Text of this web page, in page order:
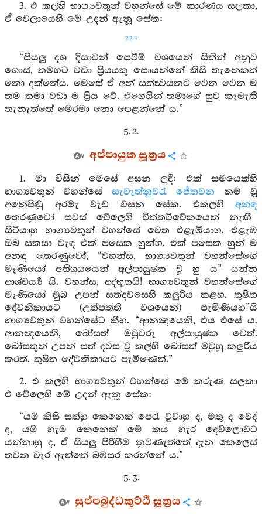
3. එ කල්හි භාග්‍යවතුන් වහන්සේ මේ කාරණය සලකා,
ඒ වෙලායෙහි මේ උදන් ඇනූ සේක:
223
“සියලු දශ දිසාවන් සෙවීම් වශයෙන් සිතින් අනුව
ගොස්, තමහට වඩා ප්‍රියයකු සොයන්නේ කිසි තැනෙකත්
නො දක්නේය. මෙසේ ඒ අන් සත්ත්‍වයනට වෙන වෙන ම
තම තමා වඩා ම ප්‍රිය වේ. එහෙයින් තමාගේ සුව කැමැති
තැනැත්තේ මෙරමා නො පෙළන්නේ ය.”
5. 2.
අප්පායුක සූත්‍රය
1. මා විසින් මෙසේ අසන ලදී: එක් සමයෙක්හි
භාග්‍යවතුන් වහන්සේ සැවැත්නුවරැ ජේතවන නම් වූ
අනේපිඬු අරමැ වැඩ වසන සේක. එකල්හි අනඳ
තෙරණුවෝ සවස් වේලෙහි චිත්තවිවේකයෙන් නැඟී
සිටියාහු භාග්‍යවතුන් වහන්සේ වෙත එළැඹියාහ. එළැඹ
ඔබ සකසා වැඳ එක් පසෙක හුන්හ. එක් පසෙක හුන් ම
අනඳ තෙරණුවෝ, “වහන්ස, භාග්‍යවතුන් වහන්සේගේ
මෑණියෝ අතිශයයෙන් අල්පායුෂ්ක වූ හු ය” යන්න
ආශ්චර්‍ය්‍ය යි. වහන්ස, අද්භූතයි! භාග්‍යවතුන් වහන්සේගේ
මෑණියෝ මුබ උපන් සත්දවසෙහි කලුරිය කළහ. තුෂිත
දේවනිකායට (උත්පත්ති වශයෙන්) පැමිණියහ”යි
භාග්‍යවතුන් වහන්සේට කීහ. “ආනන්‍දයෙනි, එය එසේ ය.
ආනන්‍දයෙනි, බෝසත් මවුවරු අල්පායුෂ්ක වෙත්.
බෝසතුන් උපන් සත් දවස වූ කල්හි බෝසත් මවුහු කලුරිය
කරත්. තුෂිත දේවනිකායට පැමිණෙත්.”
2. එ කල්හි භාග්‍යවතුන් වහන්සේ මෙ කරුණ සලකා
එ වේලෙහි මේ උදන් ඇනූ සේක:
“යම් කිසි සත්හු කෙනෙක් පෙරැ වූවාහු ද, මතු ද වෙද්
ද, යම් හැම කෙනෙක් මේ කය හැර දෙව්ලොවට
යන්නාහු ද, ඒ සියලු පිරිහීම නුවණැත්තේ දැන කෙලෙස්
තවන වැර ඇත්තේ බඹසර කරන්නේ ය.”
5. 3.
සුප්පබුද්ධකුට්ඨි සූත්‍රය